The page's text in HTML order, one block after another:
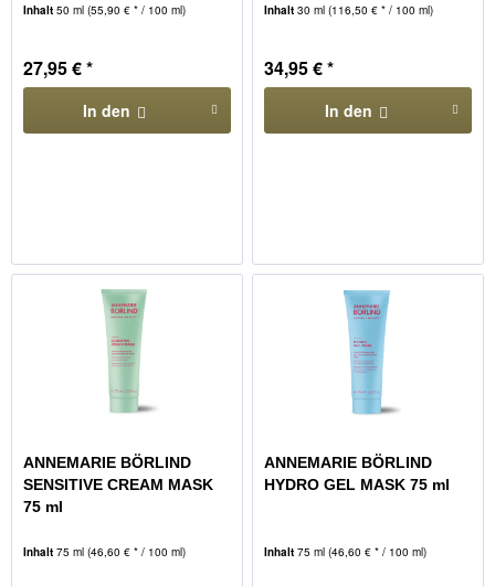
Inhalt50 ml(55,90 € * / 100 ml)
27,95 € *
In den
Inhalt30 ml(116,50 € * / 100 ml)
34,95 € *
In den
ANNEMARIE BÖRLIND
SENSITIVE CREAM MASK
75 ml
Inhalt75 ml(46,60 € * / 100 ml)
ANNEMARIE BÖRLIND
HYDRO GEL MASK 75 ml
Inhalt75 ml(46,60 € * / 100 ml)